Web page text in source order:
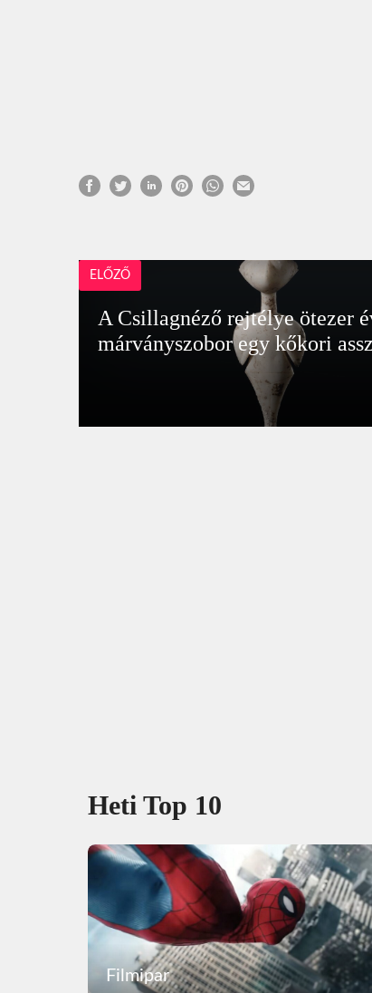
ELŐZŐ
A Csillagnéző rejtélye ötezer
márványszobor egy kőkori
Heti Top 10
Filmipar